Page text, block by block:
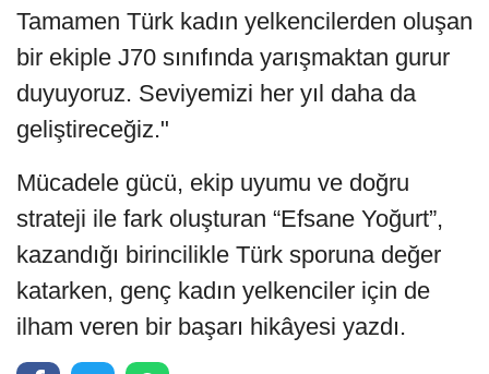
Tamamen Türk kadın yelkencilerden oluşan
bir ekiple J70 sınıfında yarışmaktan gurur
duyuyoruz. Seviyemizi her yıl daha da
geliştireceğiz."
Mücadele gücü, ekip uyumu ve doğru
strateji ile fark oluşturan “Efsane Yoğurt”,
kazandığı birincilikle Türk sporuna değer
katarken, genç kadın yelkenciler için de
ilham veren bir başarı hikâyesi yazdı.